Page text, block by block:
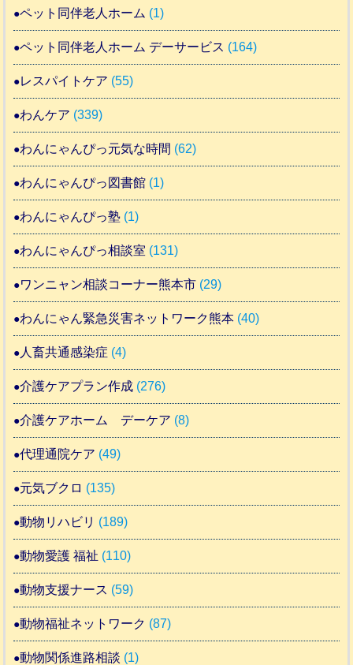
ペット同伴老人ホーム (1)
ペット同伴老人ホーム デーサービス (164)
レスパイトケア (55)
わんケア (339)
わんにゃんぴっ元気な時間 (62)
わんにゃんぴっ図書館 (1)
わんにゃんぴっ塾 (1)
わんにゃんぴっ相談室 (131)
ワンニャン相談コーナー熊本市 (29)
わんにゃん緊急災害ネットワーク熊本 (40)
人畜共通感染症 (4)
介護ケアプラン作成 (276)
介護ケアホーム デーケア (8)
代理通院ケア (49)
元気ブクロ (135)
動物リハビリ (189)
動物愛護 福祉 (110)
動物支援ナース (59)
動物福祉ネットワーク (87)
動物関係進路相談 (1)